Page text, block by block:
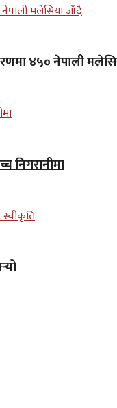
४५० नेपाली
निगरानीमा